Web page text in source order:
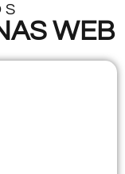
WEB